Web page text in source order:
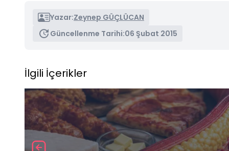
Yazar:Zeynep GÜÇLÜCAN
Güncellenme Tarihi:06 Şubat 2015
İlgili İçerikler